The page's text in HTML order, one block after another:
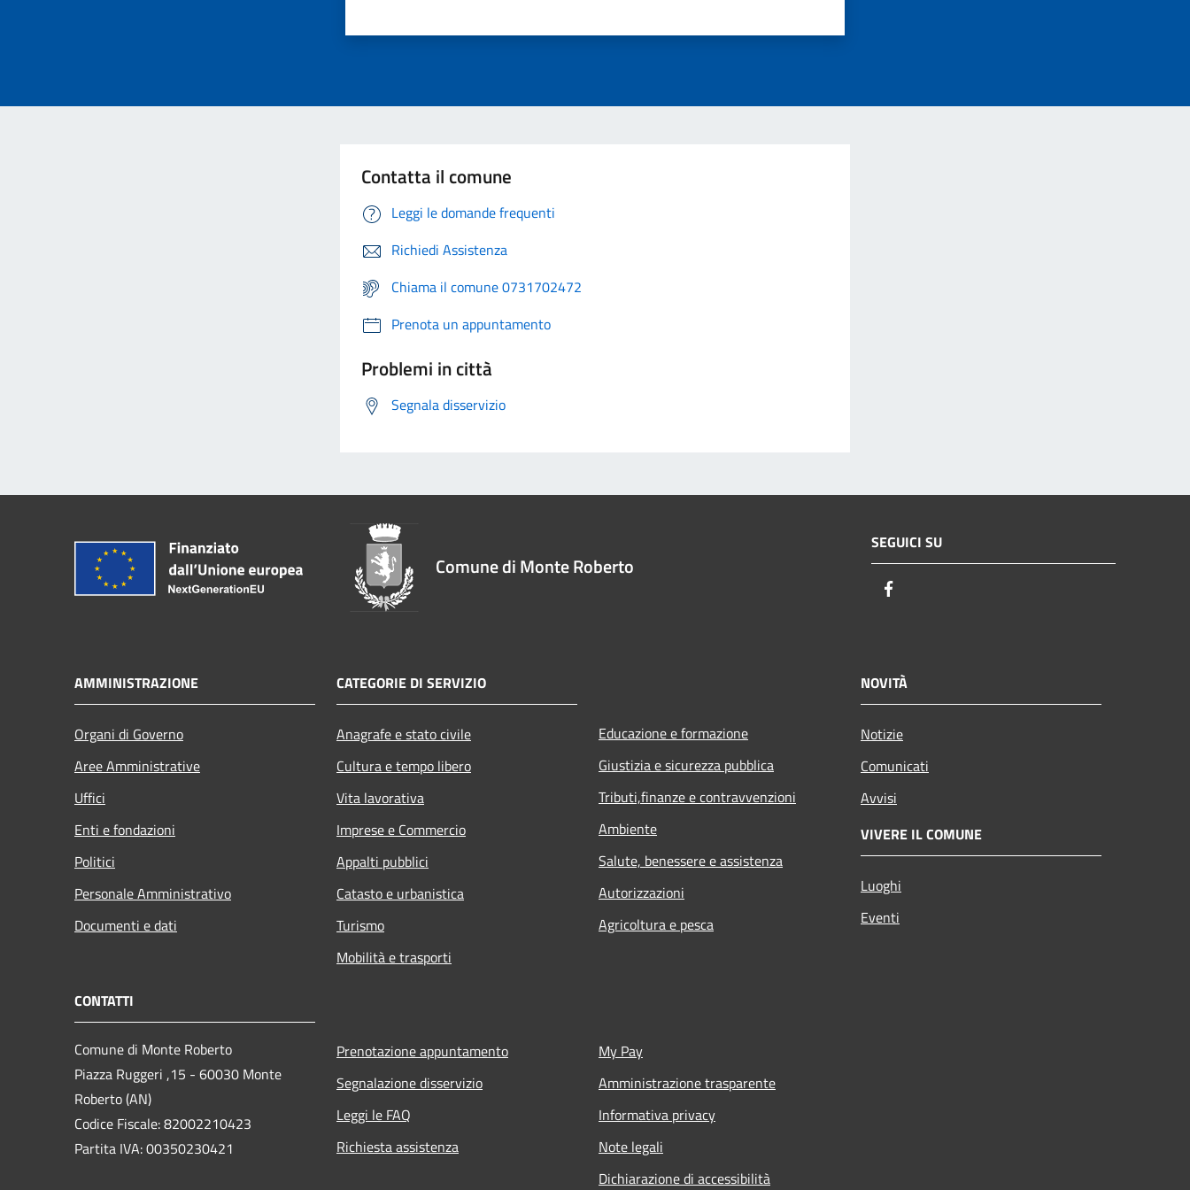
Contatta il comune
Leggi le domande frequenti
Richiedi Assistenza
Chiama il comune 0731702472
Prenota un appuntamento
Problemi in città
Segnala disservizio
Comune di Monte Roberto
SEGUICI SU
AMMINISTRAZIONE
Organi di Governo
Aree Amministrative
Uffici
Enti e fondazioni
Politici
Personale Amministrativo
Documenti e dati
CATEGORIE DI SERVIZIO
Anagrafe e stato civile
Cultura e tempo libero
Vita lavorativa
Imprese e Commercio
Appalti pubblici
Catasto e urbanistica
Turismo
Mobilità e trasporti
Educazione e formazione
Giustizia e sicurezza pubblica
Tributi,finanze e contravvenzioni
Ambiente
Salute, benessere e assistenza
Autorizzazioni
Agricoltura e pesca
NOVITÀ
Notizie
Comunicati
Avvisi
VIVERE IL COMUNE
Luoghi
Eventi
CONTATTI
Comune di Monte Roberto
Piazza Ruggeri ,15 - 60030 Monte
Roberto (AN)
Codice Fiscale: 82002210423
Partita IVA: 00350230421
Prenotazione appuntamento
Segnalazione disservizio
Leggi le FAQ
Richiesta assistenza
My Pay
Amministrazione trasparente
Informativa privacy
Note legali
Dichiarazione di accessibilità